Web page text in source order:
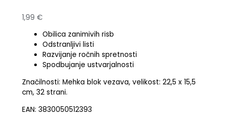
1,99 €
Obilica zanimivih risb
Odstranljivi listi
Razvijanje ročnih spretnosti
Spodbujanje ustvarjalnosti
Značilnosti: Mehka blok vezava, velikost: 22,5 x 15,5
cm, 32 strani.
EAN: 3830050512393